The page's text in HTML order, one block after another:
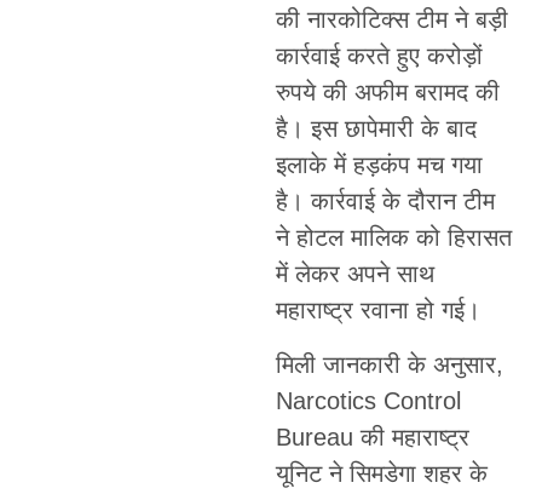
की नारकोटिक्स टीम ने बड़ी
कार्रवाई करते हुए करोड़ों
रुपये की अफीम बरामद की
है। इस छापेमारी के बाद
इलाके में हड़कंप मच गया
है। कार्रवाई के दौरान टीम
ने होटल मालिक को हिरासत
में लेकर अपने साथ
महाराष्ट्र रवाना हो गई।
मिली जानकारी के अनुसार,
Narcotics Control
Bureau की महाराष्ट्र
यूनिट ने सिमडेगा शहर के